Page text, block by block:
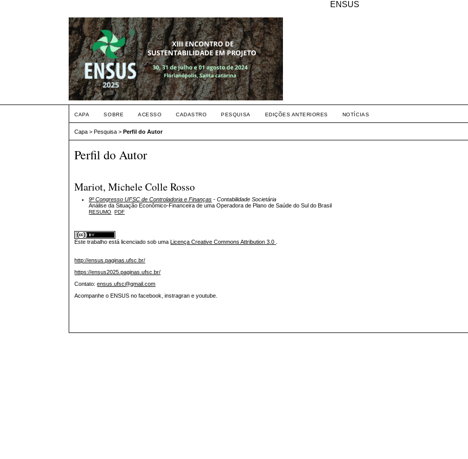
ENSUS
CAPA SOBRE ACESSO CADASTRO PESQUISA EDIÇÕES ANTERIORES NOTÍCIAS
Capa >Pesquisa >Perfil do Autor
Perfil do Autor
Mariot, Michele Colle Rosso
9º Congresso UFSC de Controladoria e Finanças - Contabilidade Societária
Análise da Situação Econômico-Financeira de uma Operadora de Plano de Saúde do Sul do Brasil
RESUMO PDF
Este trabalho está licenciado sob uma Licença Creative Commons Attribution 3.0
http://ensus.paginas.ufsc.br/
https://ensus2025.paginas.ufsc.br/
Contato:ensus.ufsc@gmail.com
Acompanhe o ENSUS no facebook, instragran e youtube.